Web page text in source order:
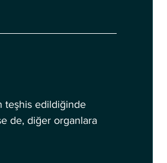
teşhis edildiğinde
de, diğer organlara